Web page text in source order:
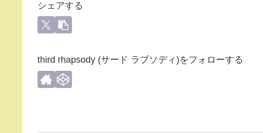
シェアする
third rhapsody (サード ラプソディ)をフォローする